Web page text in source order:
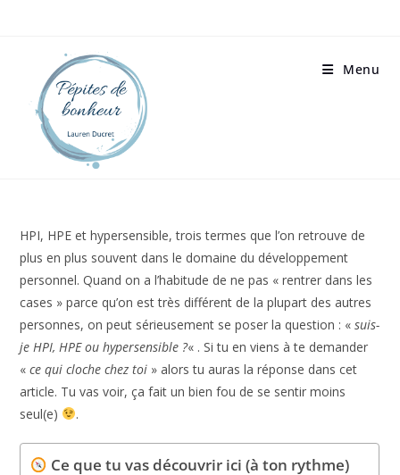
Menu
HPI, HPE et hypersensible, trois termes que l’on retrouve de
plus en plus souvent dans le domaine du développement
personnel. Quand on a l’habitude de ne pas « rentrer dans
les cases » parce qu’on est très différent de la plupart des
autres personnes, on peut sérieusement se poser la
question : «suis-je HPI, HPE ou hypersensible ? « . Si tu en
viens à te demander « ce qui cloche chez toi» alors tu auras
la réponse dans cet article. Tu vas voir, ça fait un bien fou
de se sentir moins seul(e)
Ce que tu vas découvrir ici (à ton